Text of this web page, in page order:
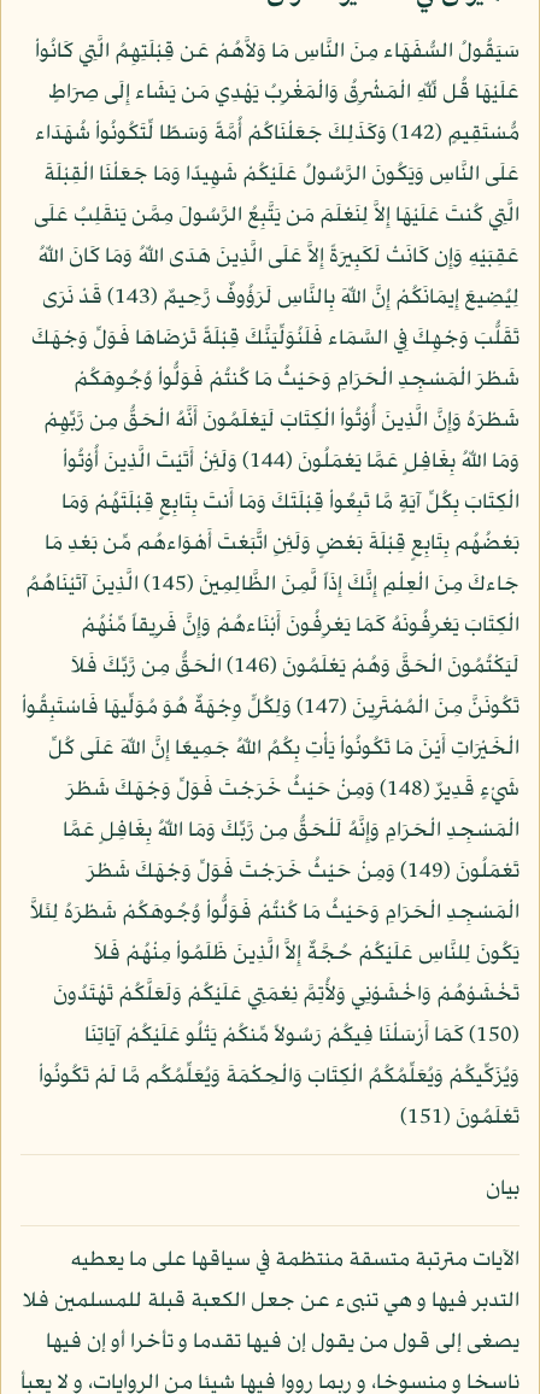
سَيَقُولُ السُّفَهَاء مِنَ النَّاسِ مَا وَلاَّهُمْ عَن قِبْلَتِهِمُ الَّتِي كَانُواْ
عَلَيْهَا قُل لِّلّهِ الْمَشْرِقُ وَالْمَغْرِبُ يَهْدِي مَن يَشَاء إِلَى صِرَاطٍ
مُّسْتَقِيمٍ (142) وَكَذَلِكَ جَعَلْنَاكُمْ أُمَّةً وَسَطًا لِّتَكُونُواْ شُهَدَاء
عَلَى النَّاسِ وَيَكُونَ الرَّسُولُ عَلَيْكُمْ شَهِيدًا وَمَا جَعَلْنَا الْقِبْلَةَ
الَّتِي كُنتَ عَلَيْهَا إِلاَّ لِنَعْلَمَ مَن يَتَّبِعُ الرَّسُولَ مِمَّن يَنقَلِبُ عَلَى
عَقِبَيْهِ وَإِن كَانَتْ لَكَبِيرَةً إِلاَّ عَلَى الَّذِينَ هَدَى اللّهُ وَمَا كَانَ اللّهُ
لِيُضِيعَ إِيمَانَكُمْ إِنَّ اللّهَ بِالنَّاسِ لَرَؤُوفٌ رَّحِيمٌ (143) قَدْ نَرَى
تَقَلُّبَ وَجْهِكَ فِي السَّمَاء فَلَنُوَلِّيَنَّكَ قِبْلَةً تَرْضَاهَا فَوَلِّ وَجْهَكَ
شَطْرَ الْمَسْجِدِ الْحَرَامِ وَحَيْثُ مَا كُنتُمْ فَوَلُّواْ وُجُوِهَكُمْ
شَطْرَهُ وَإِنَّ الَّذِينَ أُوْتُواْ الْكِتَابَ لَيَعْلَمُونَ أَنَّهُ الْحَقُّ مِن رَّبِّهِمْ
وَمَا اللّهُ بِغَافِلٍ عَمَّا يَعْمَلُونَ (144) وَلَئِنْ أَتَيْتَ الَّذِينَ أُوْتُواْ
الْكِتَابَ بِكُلِّ آيَةٍ مَّا تَبِعُواْ قِبْلَتَكَ وَمَا أَنتَ بِتَابِعٍ قِبْلَتَهُمْ وَمَا
بَعْضُهُم بِتَابِعٍ قِبْلَةَ بَعْضٍ وَلَئِنِ اتَّبَعْتَ أَهْوَاءهُم مِّن بَعْدِ مَا
جَاءكَ مِنَ الْعِلْمِ إِنَّكَ إِذَاً لَّمِنَ الظَّالِمِينَ (145) الَّذِينَ آتَيْنَاهُمُ
الْكِتَابَ يَعْرِفُونَهُ كَمَا يَعْرِفُونَ أَبْنَاءهُمْ وَإِنَّ فَرِيقاً مِّنْهُمْ
لَيَكْتُمُونَ الْحَقَّ وَهُمْ يَعْلَمُونَ (146) الْحَقُّ مِن رَّبِّكَ فَلاَ
تَكُونَنَّ مِنَ الْمُمْتَرِينَ (147) وَلِكُلٍّ وِجْهَةٌ هُوَ مُوَلِّيهَا فَاسْتَبِقُواْ
الْخَيْرَاتِ أَيْنَ مَا تَكُونُواْ يَأْتِ بِكُمُ اللّهُ جَمِيعًا إِنَّ اللّهَ عَلَى كُلِّ
شَيْءٍ قَدِيرٌ (148) وَمِنْ حَيْثُ خَرَجْتَ فَوَلِّ وَجْهَكَ شَطْرَ
الْمَسْجِدِ الْحَرَامِ وَإِنَّهُ لَلْحَقُّ مِن رَّبِّكَ وَمَا اللّهُ بِغَافِلٍ عَمَّا
تَعْمَلُونَ (149) وَمِنْ حَيْثُ خَرَجْتَ فَوَلِّ وَجْهَكَ شَطْرَ
الْمَسْجِدِ الْحَرَامِ وَحَيْثُ مَا كُنتُمْ فَوَلُّواْ وُجُوهَكُمْ شَطْرَهُ لِئَلاَّ
يَكُونَ لِلنَّاسِ عَلَيْكُمْ حُجَّةٌ إِلاَّ الَّذِينَ ظَلَمُواْ مِنْهُمْ فَلاَ
تَخْشَوْهُمْ وَاخْشَوْنِي وَلأُتِمَّ نِعْمَتِي عَلَيْكُمْ وَلَعَلَّكُمْ تَهْتَدُونَ
(150) كَمَا أَرْسَلْنَا فِيكُمْ رَسُولاً مِّنكُمْ يَتْلُو عَلَيْكُمْ آيَاتِنَا
وَيُزَكِّيكُمْ وَيُعَلِّمُكُمُ الْكِتَابَ وَالْحِكْمَةَ وَيُعَلِّمُكُم مَّا لَمْ تَكُونُواْ
تَعْلَمُونَ (151)
بيان
الآيات مترتبة متسقة منتظمة في سياقها على ما يعطيه
التدبر فيها و هي تنبىء عن جعل الكعبة قبلة للمسلمين فلا
يصغى إلى قول من يقول إن فيها تقدما و تأخرا أو إن فيها
ناسخا و منسوخا، و ربما رووا فيها شيئا من الروايات، و لا يعبأ